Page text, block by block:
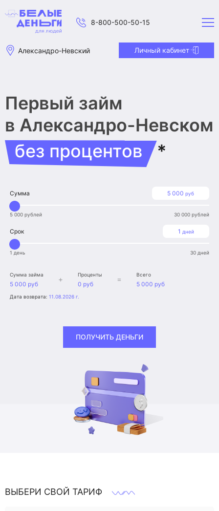
8-800-500-50-15
Александро-Невский Личный кабинет
Первый займ
в Александро-Невском
без процентов
*
5 000 руб
Сумма
5 000 рублей 30 000 рублей
1 дней
Срок
1 день 30 дней
Сумма займа
5 000 руб
+ Проценты
0 руб
= Всего
5 000 руб
Дата возврата: 11.08.2026 г.
ПОЛУЧИТЬ ДЕНЬГИ
ВЫБЕРИ СВОЙ ТАРИФ